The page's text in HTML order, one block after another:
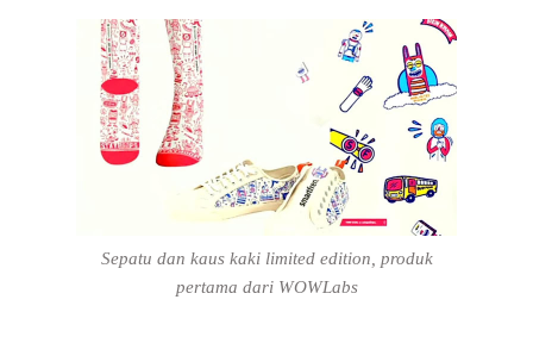
Sepatu dan kaus kaki limited edition, produk
pertama dari WOWLabs